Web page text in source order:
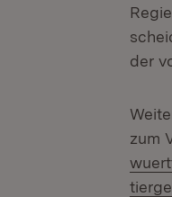
der
zum